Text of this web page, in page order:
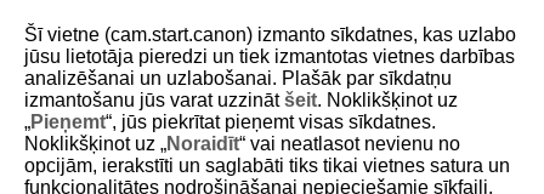
D180-206
Datums/Laiks/Josla
Šī vietne (cam.start.canon) izmanto sīkdatnes, kas uzlabo
jūsu lietotāja pieredzi un tiek izmantotas vietnes darbības
analizēšanai un uzlabošanai. Plašāk par sīkdatņu
izmantošanu jūs varat uzzinātšeit. Noklikšķinot uz
„Pieņemt“, jūs piekrītat pieņemt visas sīkdatnes.
Noklikšķinot uz „Noraidīt“ vai neatlasot nevienu no
opcijām, ierakstīti un saglabāti tiks tikai vietnes satura un
funkcionalitātes nodrošināšanai nepieciešamie sīkfaili.